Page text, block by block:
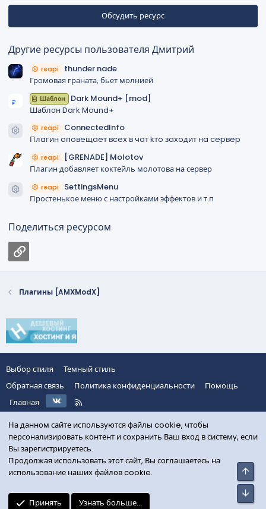
з
ё
Обсудить ресурс
Другие ресурсы пользователя Дмитрий
reapi
thunder nade
Громовая граната, бьет молнией
Шаблон
Dark Mound+ [mod]
Шаблон Dark Mound+
Иконка ресурса
reapi
ConnectedInfo
Плaгин oпoвeщaeт вceх в чaт kтo зaхoдит нa cepвep
reapi
[GRENADE] Molotov
Плагин добавляет коктейль молотова на сервер
Иконка ресурса
reapi
SettingsMenu
Простенькое меню с настройками эффектов и т.п
Поделиться ресурсом
Плагины [AMXModX]
Выбор стиля
Темный стиль
Обратная связь
Политика конфиденциальности
Помощь
Главная
R
S
S
На данном сайте используются файлы cookie, чтобы
персонализировать контент и сохранить Ваш вход в систему, если
Вы зарегистрируетесь.
Продолжая использовать этот сайт, Вы соглашаетесь на
использование наших файлов cookie.
Принять Узнать больше...